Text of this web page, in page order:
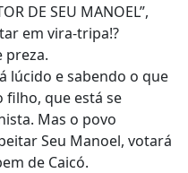
DE SEU MANOEL”,
em vira-tripa!?
preza.
lúcido e sabendo o que
filho, que está se
Mas o povo
Seu Manoel, votará
de Caicó.